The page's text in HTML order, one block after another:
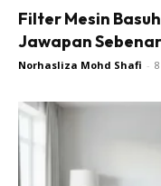
Bilik Air
Bilik Tidur
Dapur
Bilik Tidur
Filter Mesin
Jawapan
Norhasliza Mohd Shafi -